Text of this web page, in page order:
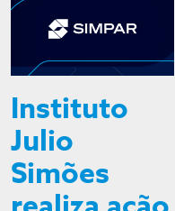
Instituto
Julio
Simões